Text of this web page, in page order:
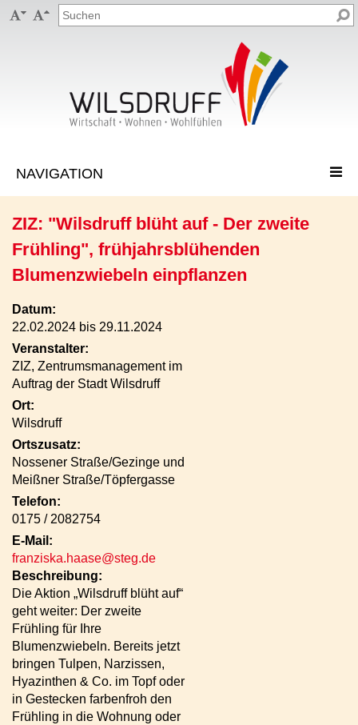
 
ZIZ: "Wilsdruff blüht auf - Der zweite
Frühling", frühjahrsblühenden
Blumenzwiebeln einpflanzen
Datum:
22.02.2024 bis 29.11.2024
Veranstalter:
ZIZ, Zentrumsmanagement im
Auftrag der Stadt Wilsdruff
Ort:
Wilsdruff
Ortszusatz:
Nossener Straße/Gezinge und
Meißner Straße/Töpfergasse
Telefon:
0175 / 2082754
E-Mail:
franziska.haase@steg.de
Beschreibung:
Die Aktion „Wilsdruff blüht auf“
geht weiter: Der zweite
Frühling für Ihre
Blumenzwiebeln. Bereits jetzt
bringen Tulpen, Narzissen,
Hyazinthen & Co. im Topf oder
in Gestecken farbenfroh den
Frühling in die Wohnung oder